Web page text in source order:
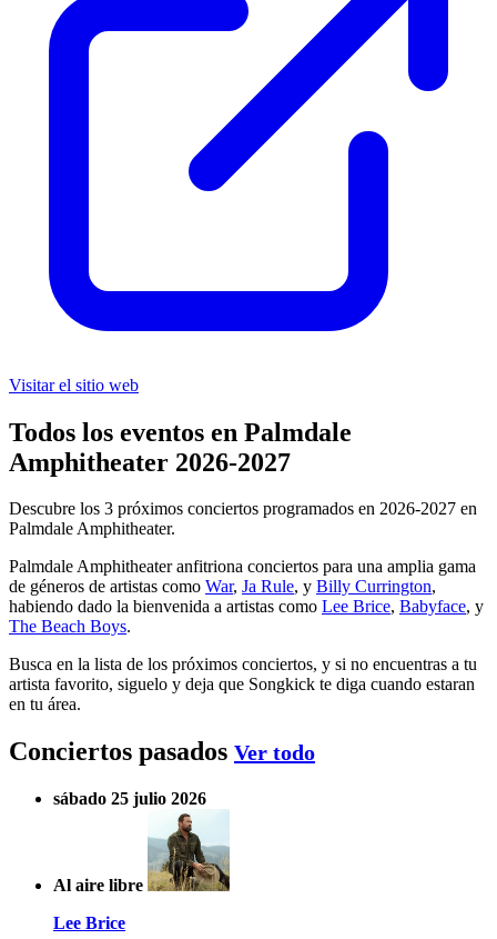
Visitar el sitio web
Todos los eventos en Palmdale
Amphitheater 2026-2027
Descubre los 3 próximos conciertos programados en 2026-2027 en
Palmdale Amphitheater.
Palmdale Amphitheater anfitriona conciertos para una amplia gama
de géneros de artistas como War, Ja Rule, y Billy Currington,
habiendo dado la bienvenida a artistas como Lee Brice, Babyface, y
The Beach Boys.
Busca en la lista de los próximos conciertos, y si no encuentras a tu
artista favorito, siguelo y deja que Songkick te diga cuando estaran
en tu área.
Conciertos pasados Ver todo
sábado 25 julio 2026
Al aire libre
Lee Brice